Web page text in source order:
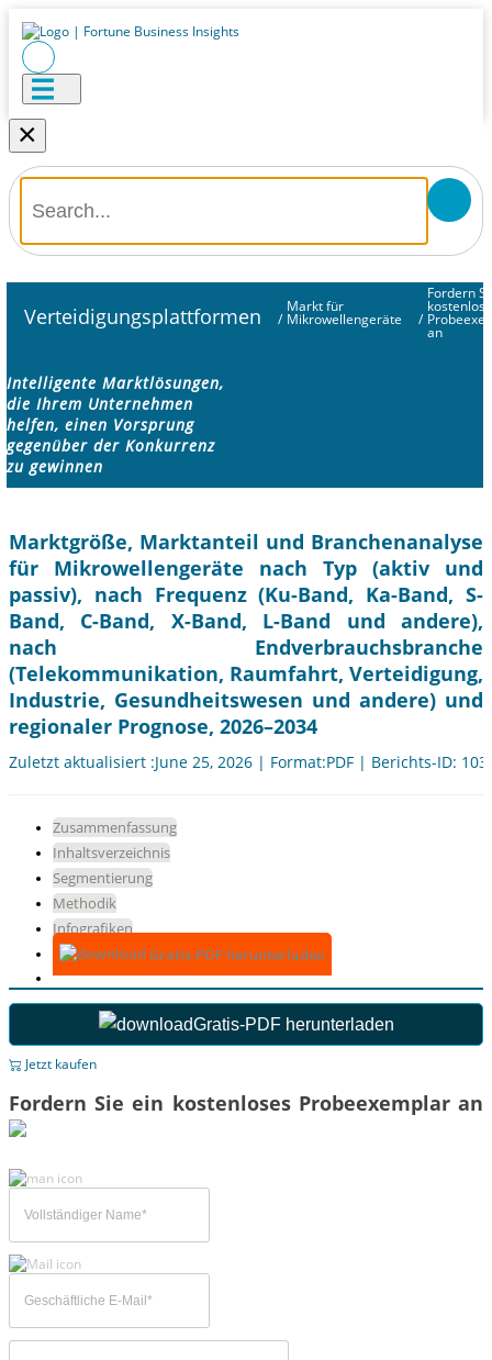
×
Verteidigungsplattformen /
Markt für
Mikrowellengeräte /
Fordern
an
Intelligente Marktlösungen,
die Ihrem Unternehmen
helfen, einen Vorsprung
gegenüber der Konkurrenz
zu gewinnen
Marktgröße, Marktanteil und Branchenanalyse
für Mikrowellengeräte nach Typ (aktiv und
passiv), nach Frequenz (Ku-Band, Ka-Band, S-
Band, C-Band, X-Band, L-Band und andere),
nach Endverbrauchsbranche
(Telekommunikation, Raumfahrt, Verteidigung,
Industrie, Gesundheitswesen und andere) und
regionaler Prognose, 2026–2034
Zuletzt aktualisiert :June 25, 2026 | Format:PDF | Berichts-ID:
Zusammenfassung
Inhaltsverzeichnis
Segmentierung
Methodik
Infografiken
Gratis-PDF herunterladen
Gratis-PDF herunterladen
Jetzt kaufen
Fordern Sie ein kostenloses Probeexemplar an